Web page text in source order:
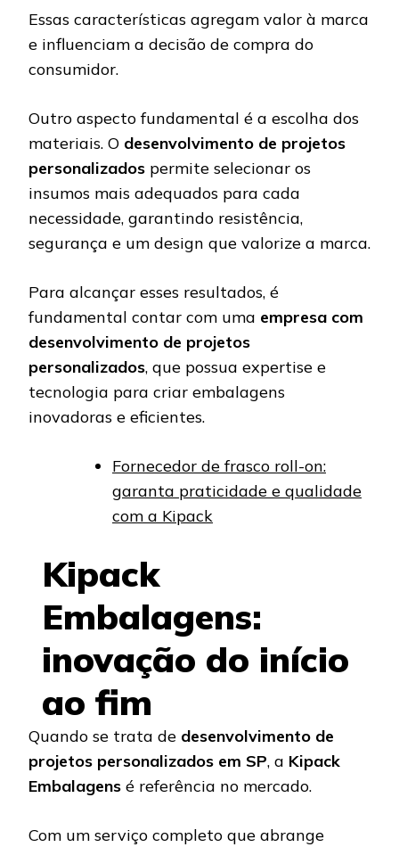
Essas características agregam valor à marca
e influenciam a decisão de compra do
consumidor.
Outro aspecto fundamental é a escolha dos
materiais. O desenvolvimento de projetos
personalizados permite selecionar os
insumos mais adequados para cada
necessidade, garantindo resistência,
segurança e um design que valorize a marca.
Para alcançar esses resultados, é
fundamental contar com uma empresa com
desenvolvimento de projetos
personalizados, que possua expertise e
tecnologia para criar embalagens
inovadoras e eficientes.
Fornecedor de frasco roll-on:
garanta praticidade e qualidade
com a Kipack
Kipack
Embalagens:
inovação do início
ao fim
Quando se trata de desenvolvimento de
projetos personalizados em SP, a Kipack
Embalagens é referência no mercado.
Com um serviço completo que abrange